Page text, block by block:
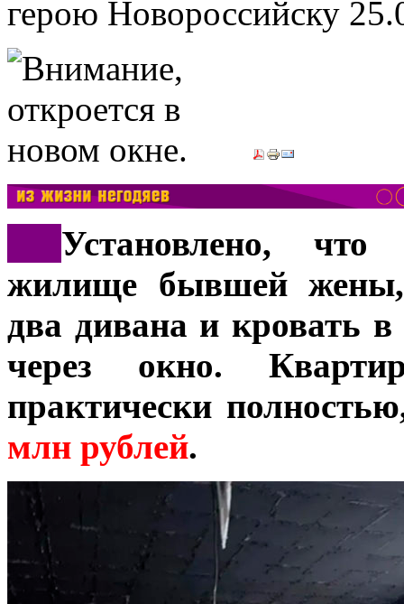
герою Новороссийску
Установлено,
жилище бывшей жены,
два дивана и кровать
через окно.
практически
млн рублей.